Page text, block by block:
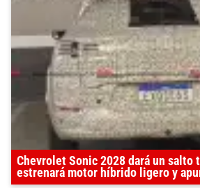
Chevrolet Sonic 2028 dará un salto
estrenará motor híbrido ligero y